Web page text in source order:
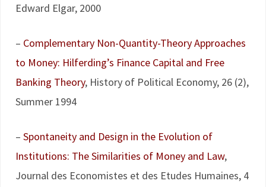
Edward Elgar, 2000
– Complementary Non-Quantity-Theory Approaches
to Money: Hilferding’s Finance Capital and Free
Banking Theory, History of Political Economy, 26 (2),
Summer 1994
– Spontaneity and Design in the Evolution of
Institutions: The Similarities of Money and Law,
Journal des Economistes et des Etudes Humaines, 4